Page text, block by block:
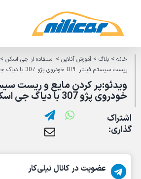
content
خانه> بلاگ> آموزش آنلاین> استفاده از جی اسکن>
ریست سیستم فیلتر DPF خودروی پژو 307 با دیاگ جی اسکن
خودروی پژو 307 با دیاگ جی اسکن
اشتراک
گذاری:
عضویت در کانال نیلی‌کار